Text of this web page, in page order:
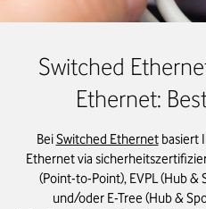
Switched
Ethernet:
BeiSwitched Ethernetbasiert
Ethernet via
(Point-to-Point), EVPL (Hub &
und/oder E-Tree (Hub &